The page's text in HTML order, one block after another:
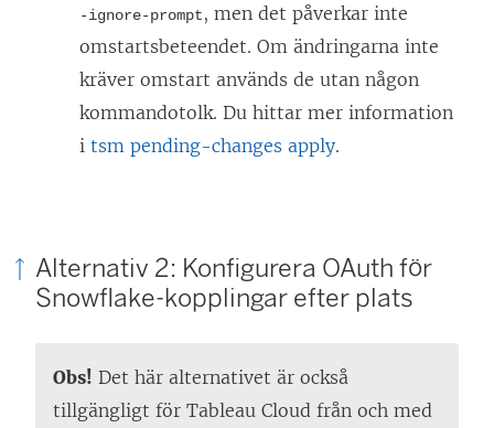
-ignore-prompt, men det påverkar inte
omstartsbeteendet. Om ändringarna inte
kräver omstart används de utan någon
kommandotolk. Du hittar mer information
i tsm pending-changes apply.
Alternativ 2: Konfigurera OAuth för
Snowflake-kopplingar efter plats
Obs! Det här alternativet är också
tillgängligt för Tableau Cloud från och med